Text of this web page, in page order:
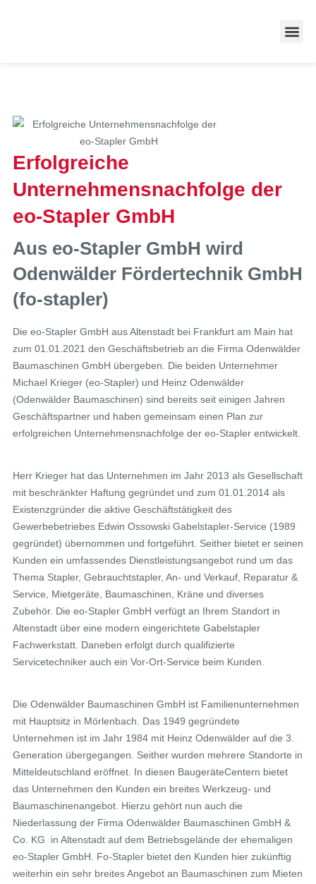
Erfolgreiche
Unternehmensnachfolge der
eo-Stapler GmbH
Aus eo-Stapler GmbH wird
Odenwälder Fördertechnik GmbH
(fo-stapler)
Die eo-Stapler GmbH aus Altenstadt bei Frankfurt am Main hat
zum 01.01.2021 den Geschäftsbetrieb an die Firma Odenwälder
Baumaschinen GmbH übergeben. Die beiden Unternehmer
Michael Krieger (eo-Stapler) und Heinz Odenwälder
(Odenwälder Baumaschinen) sind bereits seit einigen Jahren
Geschäftspartner und haben gemeinsam einen Plan zur
erfolgreichen Unternehmensnachfolge der eo-Stapler entwickelt.
Herr Krieger hat das Unternehmen im Jahr 2013 als Gesellschaft
mit beschränkter Haftung gegründet und zum 01.01.2014 als
Existenzgründer die aktive Geschäftstätigkeit des
Gewerbebetriebes Edwin Ossowski Gabelstapler-Service (1989
gegründet) übernommen und fortgeführt. Seither bietet er seinen
Kunden ein umfassendes Dienstleistungsangebot rund um das
Thema Stapler, Gebrauchtstapler, An- und Verkauf, Reparatur &
Service, Mietgeräte, Baumaschinen, Kräne und diverses
Zubehör. Die eo-Stapler GmbH verfügt an Ihrem Standort in
Altenstadt über eine modern eingerichtete Gabelstapler
Fachwerkstatt. Daneben erfolgt durch qualifizierte
Servicetechniker auch ein Vor-Ort-Service beim Kunden.
Die Odenwälder Baumaschinen GmbH ist Familienunternehmen
mit Hauptsitz in Mörlenbach. Das 1949 gegründete
Unternehmen ist im Jahr 1984 mit Heinz Odenwälder auf die 3.
Generation übergegangen. Seither wurden mehrere Standorte in
Mitteldeutschland eröffnet. In diesen BaugeräteCentern bietet
das Unternehmen den Kunden ein breites Werkzeug- und
Baumaschinenangebot. Hierzu gehört nun auch die
Niederlassung der Firma Odenwälder Baumaschinen GmbH &
Co. KG in Altenstadt auf dem Betriebsgelände der ehemaligen
eo-Stapler GmbH. Fo-Stapler bietet den Kunden hier zukünftig
weiterhin ein sehr breites Angebot an Baumaschinen zum Mieten